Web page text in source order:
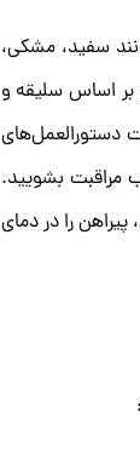
سفید، مشکی،
بر اساس سلیقه و
دستورالعمل‌های
مراقبت بشویید.
را در دمای